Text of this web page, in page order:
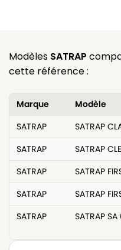
Modèles SATRAP
cette référence :
Marque
Modèle
SATRAP
SATRAP
SATRAP
SATRAP
SATRAP
SATRAP
SATRAP
SATRAP
SATRAP
SATRAP